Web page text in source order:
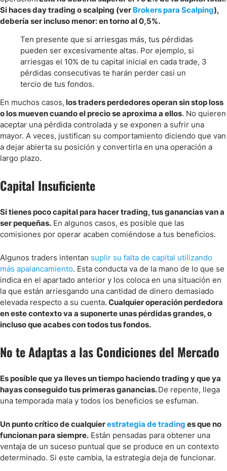
Si haces day trading o scalping (ver Brokers para Scalping),
debería ser incluso menor: en torno al 0,5%.
Ten presente que si arriesgas más, tus pérdidas
pueden ser excesivamente altas. Por ejemplo, si
arriesgas el 10% de tu capital inicial en cada trade, 3
pérdidas consecutivas te harán perder casi un
tercio de tus fondos.
En muchos casos, los traders perdedores operan sin stop loss
o los mueven cuando el precio se aproxima a ellos. No quieren
aceptar una pérdida controlada y se exponen a sufrir una
mayor. A veces, justifican su comportamiento diciendo que van
a dejar abierta su posición y convertirla en una operación a
largo plazo.
Capital Insuficiente
Si tienes poco capital para hacer trading, tus ganancias van a
ser pequeñas. En algunos casos, es posible que las
comisiones por operar acaben comiéndose a tus beneficios.
Algunos traders intentan suplir su falta de capital utilizando
más apalancamiento. Esta conducta va de la mano de lo que se
indica en el apartado anterior y los coloca en una situación en
la que están arriesgando una cantidad de dinero demasiado
elevada respecto a su cuenta. Cualquier operación perdedora
en este contexto va a suponerte unas pérdidas grandes, o
incluso que acabes con todos tus fondos.
No te Adaptas a las Condiciones del Mercado
Es posible que ya lleves un tiempo haciendo trading y que ya
hayas conseguido tus primeras ganancias.De repente, llega
una temporada mala y todos los beneficios se esfuman.
Un punto crítico de cualquierestrategia de trading es que no
funcionan para siempre. Están pensadas para obtener una
ventaja de un suceso puntual que se produce en un contexto
determinado. Si este cambia, la estrategia deja de funcionar.